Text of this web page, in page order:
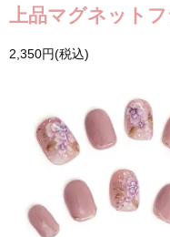
上品マグネット
2,350円(税込)